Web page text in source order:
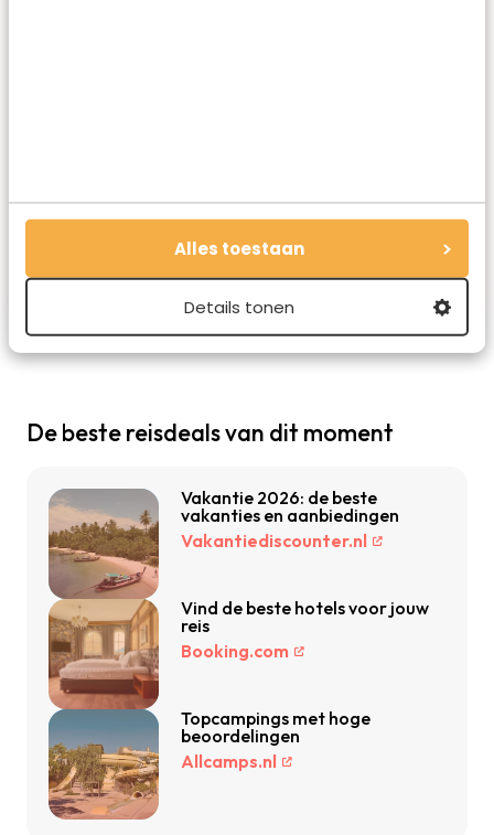
Alles toestaan
Details tonen
Travelvalley. Ze schreef de succesvolle
reisboeken Bucketlist Reizen, Bucketlist
Stedentrips en Waanzinnige Roadtrips. Ze is gek
De beste reisdeals van dit moment
Vakantie 2026: de beste
vakanties en aanbiedingen
Vakantiediscounter.nl
Vind de beste hotels voor jouw
reis
Booking.com
Topcampings met hoge
beoordelingen
Allcamps.nl